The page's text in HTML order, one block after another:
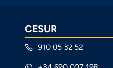
CESUR
910 05 32 52